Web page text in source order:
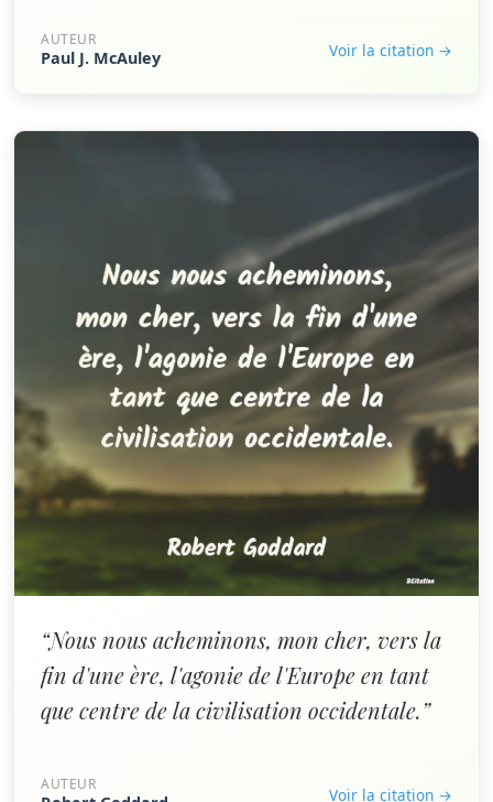
AUTEUR
Paul J. McAuley Voir la citation →
“Nous nous acheminons, mon cher, vers la
fin d'une ère, l'agonie de l'Europe en tant
que centre de la civilisation occidentale.”
AUTEUR Voir la citation →